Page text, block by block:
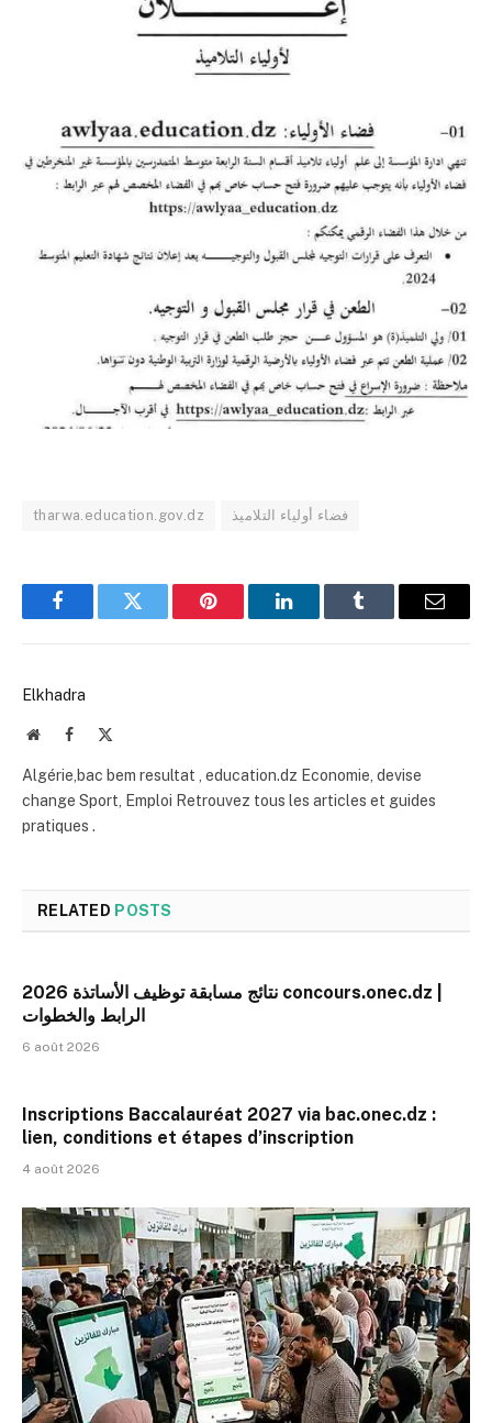
tharwa.education.gov.dz فضاء أولياء التلاميذ
FacebookTwitter Pinterest LinkedInTumblr Email
Elkhadra
WebsiteFacebook
Algérie,bac bem resultat , education.dz Economie, devise
change Sport, Emploi Retrouvez tous les articles et guides
pratiques .
RELATED POSTS
نتائج مسابقة توظيف الأساتذة 2026 concours.onec.dz |
الرابط والخطوات
6 août 2026
Inscriptions Baccalauréat 2027 via bac.onec.dz :
lien, conditions et étapes d’inscription
4 août 2026